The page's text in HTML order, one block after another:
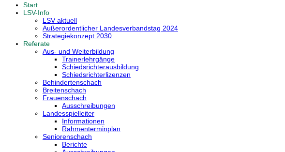
Start
LSV-Info
LSV aktuell
Außerordentlicher Landesverbandstag 2024
Strategiekonzept 2030
Referate
Aus- und Weiterbildung
Trainerlehrgänge
Schiedsrichterausbildung
Schiedsrichterlizenzen
Behindertenschach
Breitenschach
Frauenschach
Ausschreibungen
Landesspielleiter
Informationen
Rahmenterminplan
Seniorenschach
Berichte